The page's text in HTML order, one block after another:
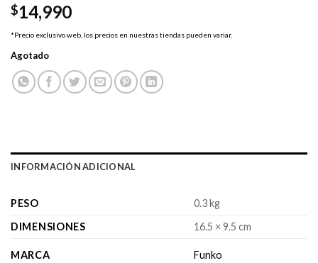
$14,990
*Precio exclusivo web, los precios en nuestras tiendas pueden variar.
Agotado
INFORMACIÓN ADICIONAL
PESO
0.3 kg
DIMENSIONES
16.5 × 9.5 cm
MARCA Funko